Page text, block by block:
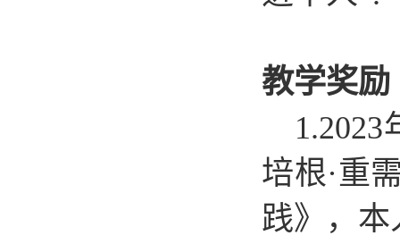
教学奖励
培根·重
践》，本